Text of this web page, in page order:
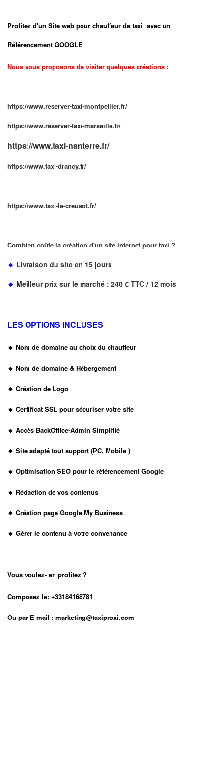
Profitez d'un Site web pour chauffeur de taxi avec un
Référencement GOOGLE
Nous vous proposons de visiter quelques créations :
https://www.reserver-taxi-montpellier.fr/
https://www.reserver-taxi-marseille.fr/
https://www.taxi-nanterre.fr/
https://www.taxi-drancy.fr/
https://www.taxi-le-creusot.fr/
Combien coûte la création d'un site internet pour taxi ?
🔸 Livraison du site en 15 jours
🔸 Meilleur prix sur le marché : 240 € TTC / 12 mois
LES OPTIONS INCLUSES
🔸 Nom de domaine au choix du chauffeur
🔸 Nom de domaine & Hébergement
🔸 Création de Logo
🔸 Certificat SSL pour sécuriser votre site
🔸 Accès BackOffice-Admin Simplifié
🔸 Site adapté tout support (PC, Mobile )
🔸 Optimisation SEO pour le référencement Google
🔸 Rédaction de vos contenus
🔸 Création page Google My Business
🔸 Gérer le contenu à votre convenance
Vous voulez- en profitez ?
Composez le: +33184168781
Ou par E-mail : marketing@taxiproxi.com